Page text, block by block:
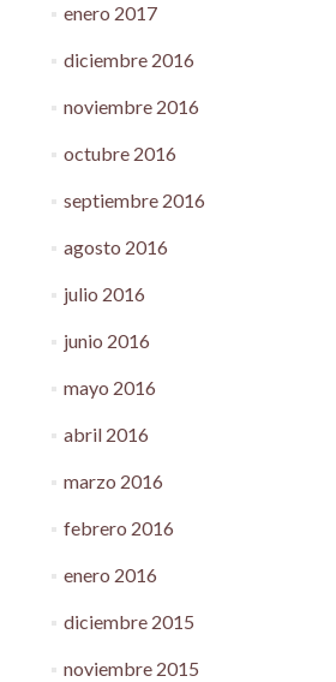
enero 2017
diciembre 2016
noviembre 2016
octubre 2016
septiembre 2016
agosto 2016
julio 2016
junio 2016
mayo 2016
abril 2016
marzo 2016
febrero 2016
enero 2016
diciembre 2015
noviembre 2015